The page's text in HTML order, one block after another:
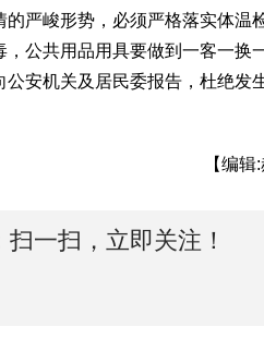
严峻形势，必须严格落实体温
公共用品用具要做到一客一换
安机关及居民委报告，杜绝发
【编辑
一扫，立即关注！